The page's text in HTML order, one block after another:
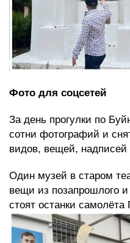
Фото для соцсетей
За день прогулки по
сотни фотографий и
видов, вещей,
Один музей в старом
вещи из позапрошлого
стоят останки